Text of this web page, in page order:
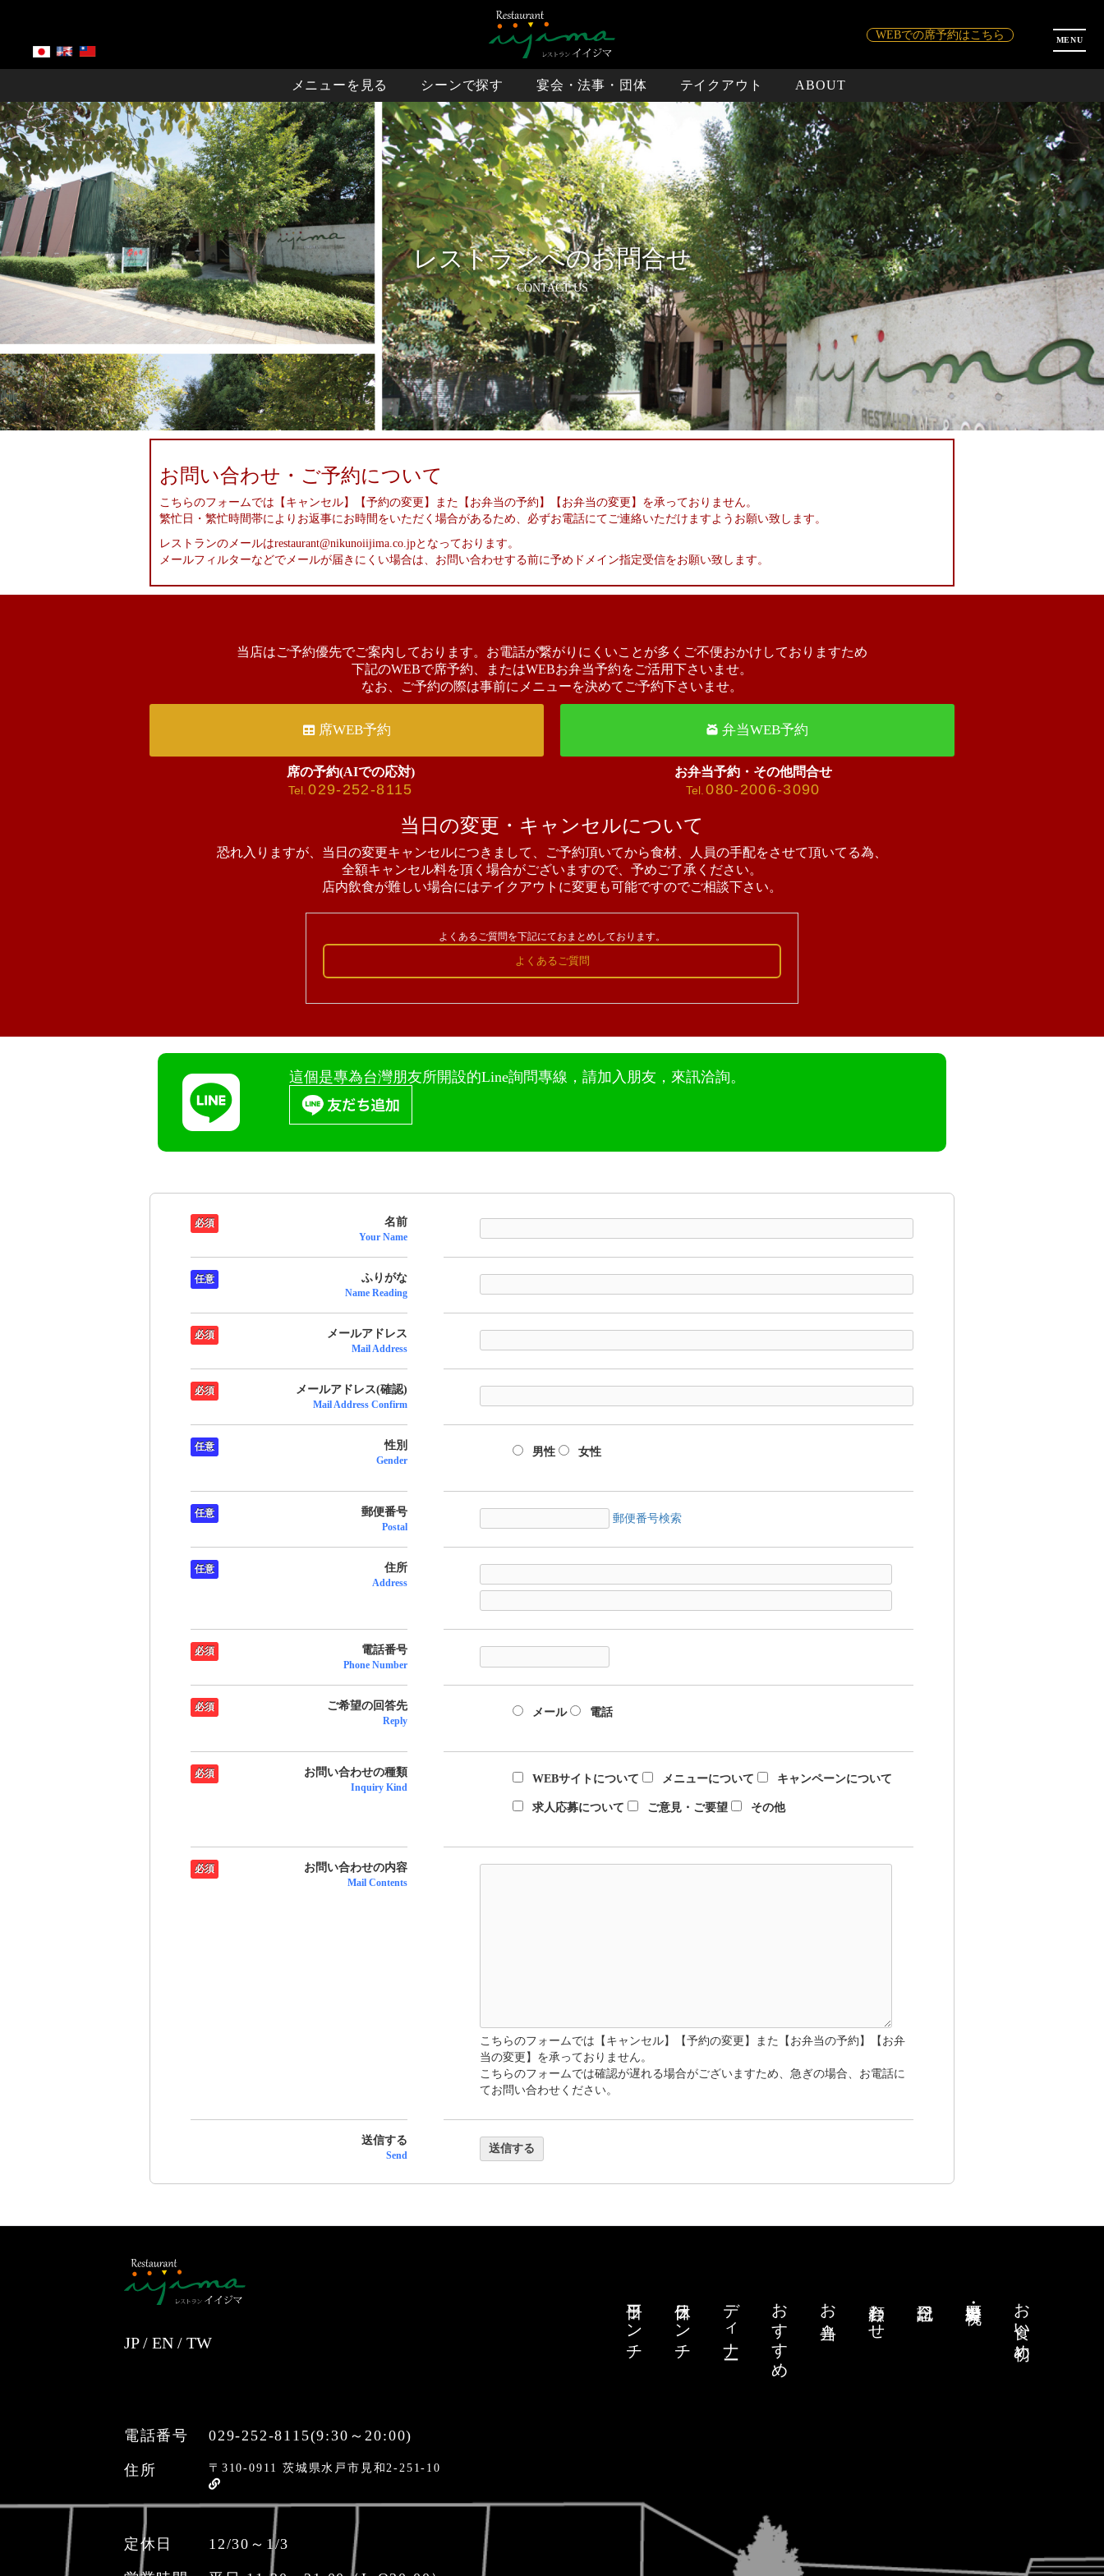
WEBでの席予約はこちら MENU
メニューを見る
47thフェア 平日ランチ 休日ランチ ディナー
おすすめ 人気ランキング 常陸乃国いせ海老コース 常陸牛五福盛り合わせ
ハンバーグや定番メニュー シャトーブリアン ステーキメニュー 常陸牛 すき焼き鍋
常陸牛しゃぶしゃぶ お子様・シニア シーフード サラダ
オードブル デザートメニュー 茨城地酒メニュー ドリンクメニュー
シーンで探す
お祝いメニュー
顔合わせプラン 還暦・長寿祝い バースデー・記念日プラン お食い初め・七五三・節句
謝恩会 接待 バースデーデザート
宴会・法事・団体
お集りごとに
宴会テイクアウト 宴会・忘新年会 法事メニュー 接待
お子様・シニア 国内ツアー向け 海外ツアー向け
テイクアウト
テイクアウトメニュー
お弁当メニュー お食い初め・お子様弁当
バースデーデザート 法事の方へ
宴会テイクアウト オードブル
お弁当WEB予約
WEB予約はコチラ
ABOUT
店舗について
店舗概要・アクセス 求人情報
よくあるご質問 予約案内とキャンセル
メディア掲載
予約について
WEBで席予約 WEBでお弁当予約
レストランへのお問合せ
CONTACT US
お問い合わせ・ご予約について
こちらのフォームでは【キャンセル】【予約の変更】また【お弁当の予約】【お弁当の変更】を承っておりません。
繁忙日・繁忙時間帯によりお返事にお時間をいただく場合があるため、必ずお電話にてご連絡いただけますようお願い致します。
レストランのメールはrestaurant@nikunoiijima.co.jpとなっております。
メールフィルターなどでメールが届きにくい場合は、お問い合わせする前に予めドメイン指定受信をお願い致します。
当店はご予約優先でご案内しております。お電話が繋がりにくいことが多くご不便おかけしておりますため
下記のWEBで席予約、またはWEBお弁当予約をご活用下さいませ。
なお、ご予約の際は事前にメニューを決めてご予約下さいませ。
席WEB予約 弁当WEB予約
席の予約(AIでの応対)
Tel. 029-252-8115
お弁当予約・その他問合せ
Tel. 080-2006-3090
当日の変更・キャンセルについて
恐れ入りますが、当日の変更キャンセルにつきまして、ご予約頂いてから食材、人員の手配をさせて頂いてる為、
全額キャンセル料を頂く場合がございますので、予めご了承ください。
店内飲食が難しい場合にはテイクアウトに変更も可能ですのでご相談下さい。
よくあるご質問を下記にておまとめしております。
よくあるご質問
這個是專為台灣朋友所開設的Line詢問專線，請加入朋友，來訊洽詢。
必須 名前
Your Name
任意 ふりがな
Name Reading
必須 メールアドレス
Mail Address
必須 メールアドレス(確認)
Mail Address Confirm
任意 性別
Gender
男性 女性
任意 郵便番号
Postal
郵便番号検索
任意 住所
Address
必須 電話番号
Phone Number
必須 ご希望の回答先
Reply
メール 電話
必須 お問い合わせの種類
Inquiry Kind
WEBサイトについて メニューについて キャンペーンについて
求人応募について ご意見・ご要望 その他
必須 お問い合わせの内容
Mail Contents
こちらのフォームでは【キャンセル】【予約の変更】また【お弁当の予約】【お弁
当の変更】を承っておりません。
こちらのフォームでは確認が遅れる場合がございますため、急ぎの場合、お電話に
てお問い合わせください。
送信する
Send
JP/ EN / TW 平日ランチ 休日ランチ ディナー おすすめ お弁当 顔合わせ 還暦・長寿祝い お食い初め
電話番号 029-252-8115(9:30～20:00)
住所 〒310-0911 茨城県水戸市見和2-251-10
定休日 12/30～1/3